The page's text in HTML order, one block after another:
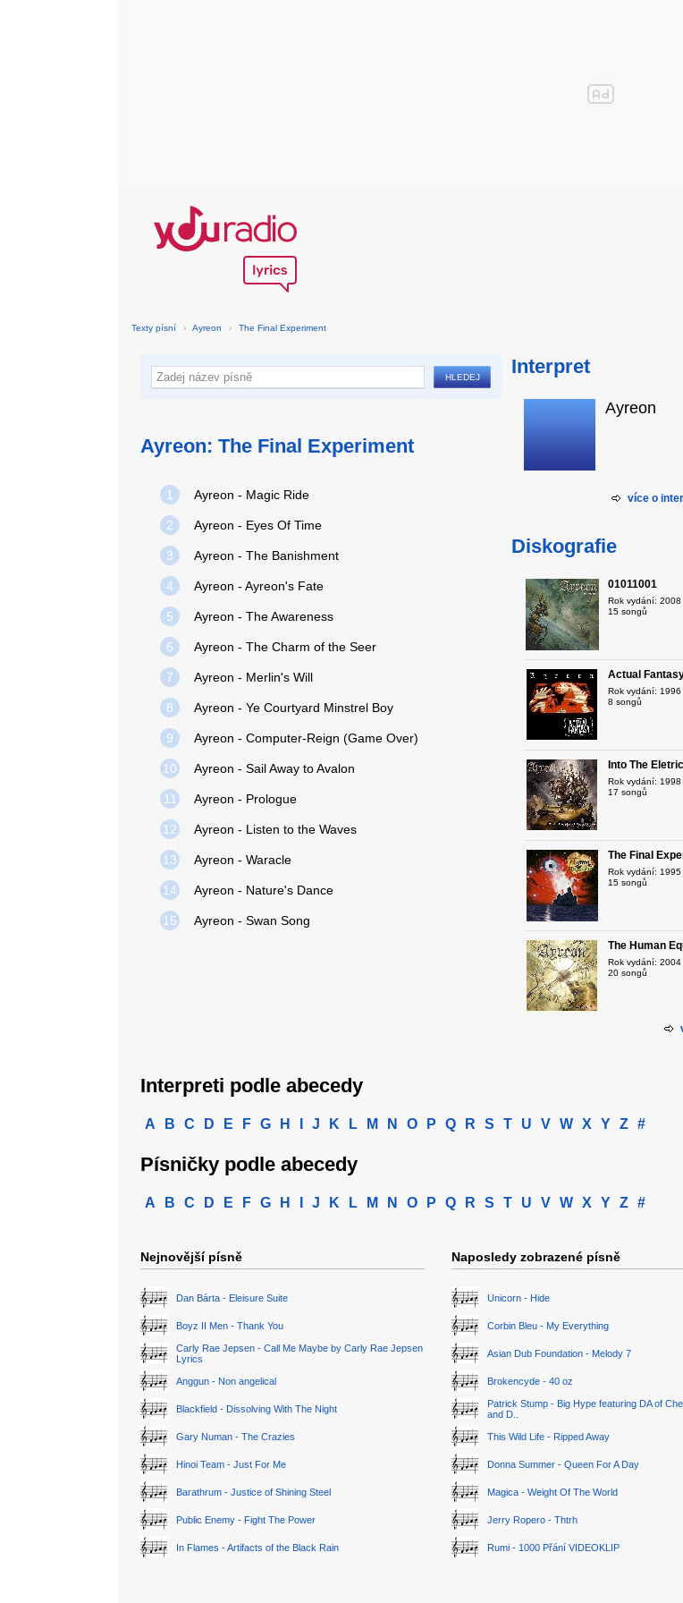
Texty písní › Ayreon › The Final Experiment
Ayreon: The Final Experiment
1 Ayreon - Magic Ride
2 Ayreon - Eyes Of Time
3 Ayreon - The Banishment
4 Ayreon - Ayreon's Fate
5 Ayreon - The Awareness
6 Ayreon - The Charm of the Seer
7 Ayreon - Merlin's Will
8 Ayreon - Ye Courtyard Minstrel Boy
9 Ayreon - Computer-Reign (Game Over)
10 Ayreon - Sail Away to Avalon
11 Ayreon - Prologue
12 Ayreon - Listen to the Waves
13 Ayreon - Waracle
14 Ayreon - Nature's Dance
15 Ayreon - Swan Song
Interpret
Ayreon
více o
Diskografie
01011001
Rok vydání: 2008
15 songů
Actual
Rok vydání: 1996
8 songů
Into The
Rok vydání: 1998
17 songů
The Final
Rok vydání: 1995
15 songů
The Human
Rok vydání: 2004
20 songů
Interpreti podle abecedy
A B C D E F G H J K L M N O P Q R S T U V W X Y Z #
Písničky podle abecedy
A B C D E F G H J K L M N O P Q R S T U V W X Y Z #
Nejnovější písně
Dan Bárta - Eleisure Suite
Boyz II Men - Thank You
Carly Rae Jepsen - Call Me Maybe by Carly Rae Jepsen
Lyrics
Anggun - Non angelical
Blackfield - Dissolving With The Night
Gary Numan - The Crazies
Hinoi Team - Just For Me
Barathrum - Justice of Shining Steel
Public Enemy - Fight The Power
In Flames - Artifacts of the Black Rain
Naposledy zobrazené písně
Unicorn - Hide
Corbin Bleu - My Everything
Asian Dub Foundation - Melody 7
Brokencyde - 40 oz
Patrick Stump - Big Hype featuring DA of
and D..
This Wild Life - Ripped Away
Donna Summer - Queen For A Day
Magica - Weight Of The World
Jerry Ropero - Thtrh
Rumi - 1000 Přání VIDEOKLIP